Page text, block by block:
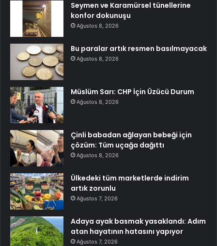
Seymen ve Karamürsel tünellerine
konfor dokunuşu
Ağustos 8, 2026
Bu paralar artık resmen basılmayacak
Ağustos 8, 2026
Müslüm Sarı: CHP İçin Üzücü Durum
Ağustos 8, 2026
Çinli babadan ağlayan bebeği için
çözüm: Tüm uçağa dağıttı
Ağustos 8, 2026
Ülkedeki tüm marketlerde indirim
artık zorunlu
Ağustos 7, 2026
Adaya ayak basmak yasaklandı: Adım
atan hayatının hatasını yapıyor
Ağustos 7, 2026